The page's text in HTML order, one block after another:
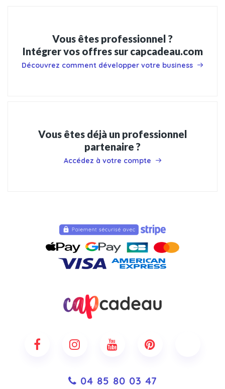
Vous êtes professionnel ?
Intégrer vos offres sur capcadeau.com
Découvrez comment développer votre business
Vous êtes déjà un professionnel
partenaire ?
Accédez à votre compte
04 85 80 03 47